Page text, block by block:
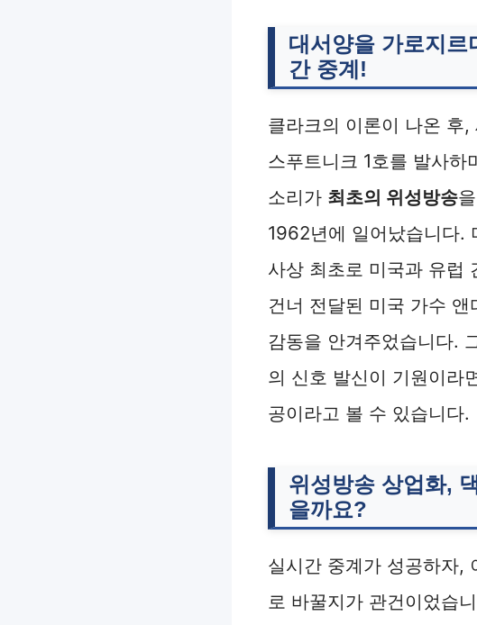
대서양을 가로지
간 중계!
클라크의 이론이 나온 후
스푸트니크 1호를 발사하
소리가 최초의 위성방송
1962년에 일어났습니다.
사상 최초로 미국과 유럽
건너 전달된 미국 가수
감동을 안겨주었습니다.
의 신호 발신이 기원이라
공이라고 볼 수 있습니다.
위성방송 상업화,
을까요?
실시간 중계가 성공하자,
로 바꿀지가 관건이었습